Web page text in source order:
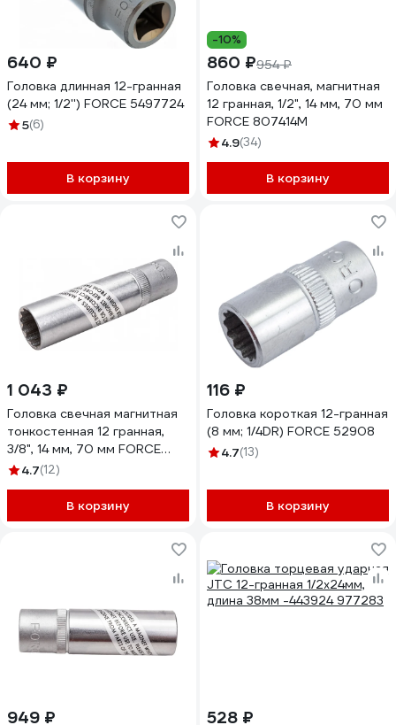
640 ₽
Головка длинная 12-гранная
(24 мм; 1/2'') FORCE 5497724
5(6)
В корзину
-10%
860 ₽954 ₽
Головка свечная, магнитная
12 гранная, 1/2", 14 мм, 70 мм
FORCE 807414M
4.9(34)
В корзину
1 043 ₽
Головка свечная магнитная
тонкостенная 12 гранная,
3/8", 14 мм, 70 мм FORCE
807314MTH
4.7(12)
В корзину
116 ₽
Головка короткая 12-гранная
(8 мм; 1/4DR) FORCE 52908
4.7(13)
В корзину
949 ₽ 528 ₽